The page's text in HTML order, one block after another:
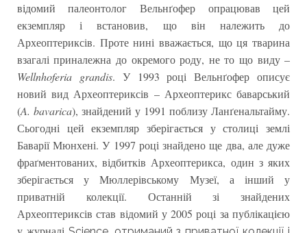
відомий палеонтолог Вельнґофер опрацював цей
екземпляр і встановив, що він належить до
Археоптериксів. Проте нині вважається, що ця тварина
взагалі приналежна до окремого роду, не то що виду –
Wellnhoferia grandis. У 1993 році Вельнґофер описує
новий вид Археоптериксів – Археоптерикс баварський
(A. bavarica), знайдений у 1991 поблизу Ланґенальтайму.
Сьогодні цей екземпляр зберігається у столиці землі
Баварії Мюнхені. У 1997 році знайдено ще два, але дуже
фраґментованих, відбитків Археоптерикса, один з яких
зберігається у Мюллерівському Музеї, а інший у
приватній колекції. Останній зі знайдених
Археоптериксів став відомий у 2005 році за публікацією